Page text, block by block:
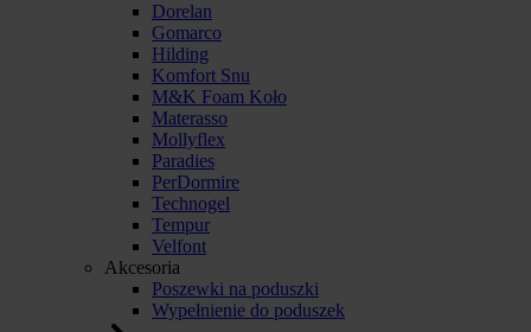
Dorelan
Gomarco
Hilding
Komfort Snu
M&K Foam Koło
Materasso
Mollyflex
Paradies
PerDormire
Technogel
Tempur
Velfont
Akcesoria
Poszewki na poduszki
Wypełnienie do poduszek